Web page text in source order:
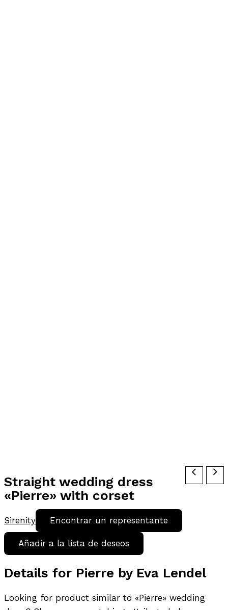
Straight wedding dress
«Pierre» with corset
Sirenity Encontrar un representante
Añadir a la lista de deseos
Details for Pierre by Eva Lendel
Looking for product similar to «Pierre» wedding